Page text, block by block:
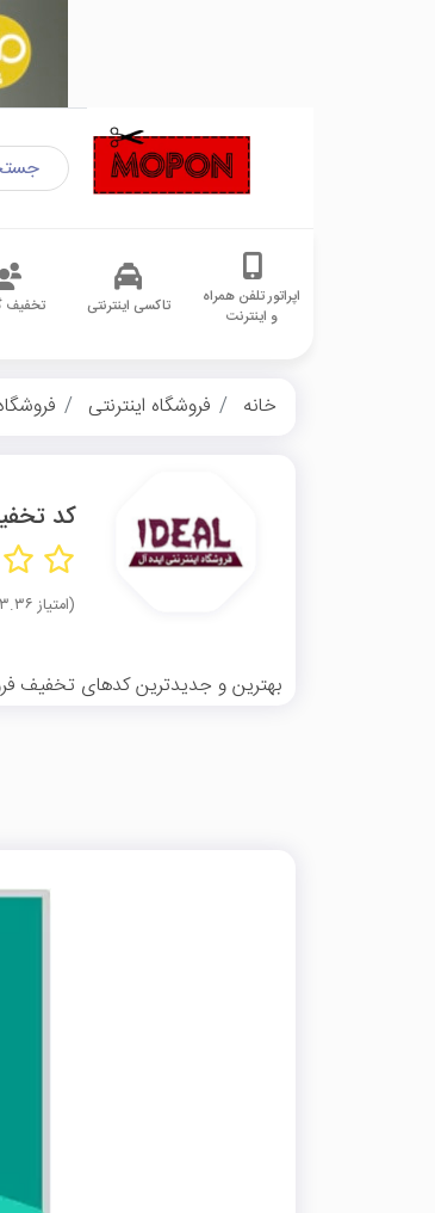
اپراتور تلفن همراه
و اینترنت
تاکسی اینترنتی تخفیف
خانه فروشگاه اینترنتی
کد
(امتیاز ۳.۳۶ از مجموع ۴ رای)
بهترین و جدیدترین کدهای تخفیف